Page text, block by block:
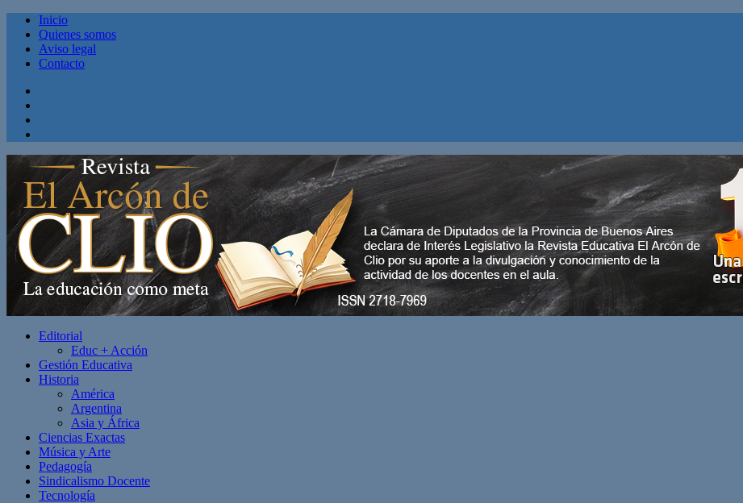
Inicio
Quienes somos
Aviso legal
Contacto
Editorial
Educ + Acción
Gestión Educativa
Historia
América
Argentina
Asia y África
Ciencias Exactas
Música y Arte
Pedagogía
Sindicalismo Docente
Tecnología